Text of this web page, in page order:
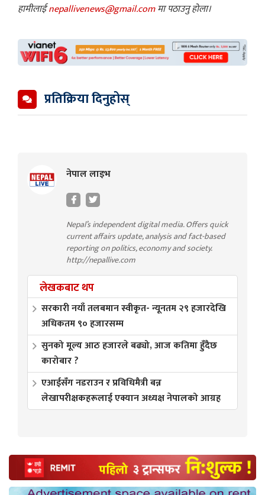
हामीलाईnepallivenews@gmail.comमा पठाउनु होला।
प्रतिक्रिया दिनुहोस्
नेपाल लाइभ
Nepal’s independent digital media. Offers quick
current affairs update, analysis and fact-based
reporting on politics, economy and society.
http://nepallive.com
लेखकबाट थप
सरकारी नयाँ तलबमान स्वीकृत- न्यूनतम २९ हजारदेखि
अधिकतम ९० हजारसम्म
सुनको मूल्य आठ हजारले बढ्यो, आज कतिमा हुँदैछ
कारोबार ?
एआईसँग नडराउन र प्रविधिमैत्री बन्न
लेखापरीक्षकहरूलाई एक्यान अध्यक्ष नेपालको आग्रह